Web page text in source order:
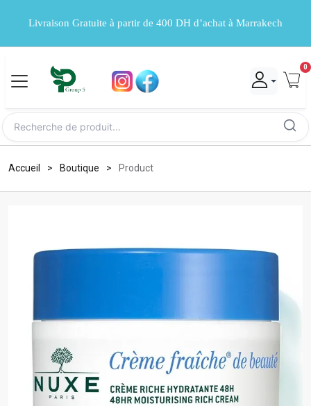
Livraison Gratuite à partir de 400 DH d’achat à Marrakech
0
Accueil Boutique Product